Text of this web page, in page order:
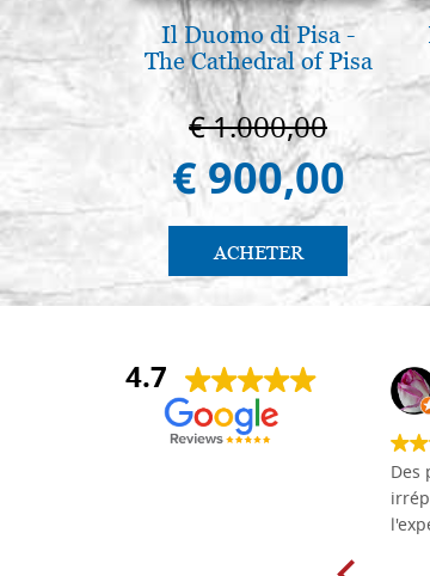
Il Duomo di Pisa -
The Cathedral of Pisa
€ 1.000,00
€ 900,00
ACHETER
4.7
Daniel Vandewalle
Des